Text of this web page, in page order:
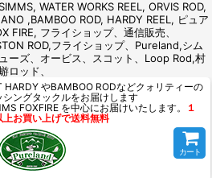
WATER WORKS REEL, ORVIS ROD,
,BAMBOO ROD, HARDY REEL, ピュア
FIRE, フライショップ、通信販売、
ROD,フライショップ、Pureland,シム
ーズ、オービス、スコット、Loop Rod,村
ロッド、
HARDY やBAMBOO RODなどクォリティーの
ングタックルをお届けします
FOXFIRE を中心にお届けいたします。
１
お買い上げで送料無料
カート